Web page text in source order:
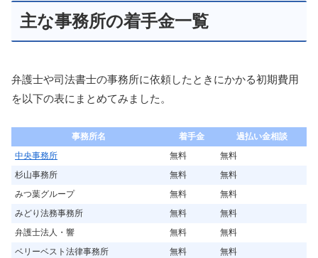
主な事務所の着手金一覧
弁護士や司法書士の事務所に依頼したときにかかる初期費用
を以下の表にまとめてみました。
事務所名 着手金
過払い金相談
中央事務所
無料
無料
杉山事務所
無料
無料
みつ葉グループ
無料
無料
みどり法務事務所
無料
無料
弁護士法人・響
無料
無料
ベリーベスト法律事務所
無料
無料